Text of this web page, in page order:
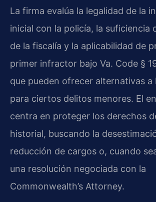
La firma evalúa la legalidad de la
inicial con la policía, la suficiencia
de la fiscalía y la aplicabilidad de
primer infractor bajo Va. Code §
que pueden ofrecer alternativas a
para ciertos delitos menores. El
centra en proteger los derechos
historial, buscando la
reducción de cargos o, cuando
una resolución negociada con la
Commonwealth’s Attorney.